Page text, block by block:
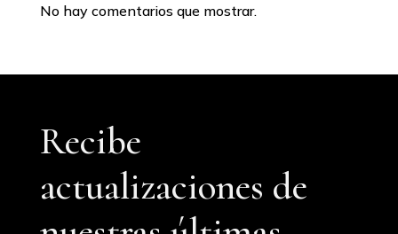
No hay comentarios que mostrar.
Recibe
actualizaciones de